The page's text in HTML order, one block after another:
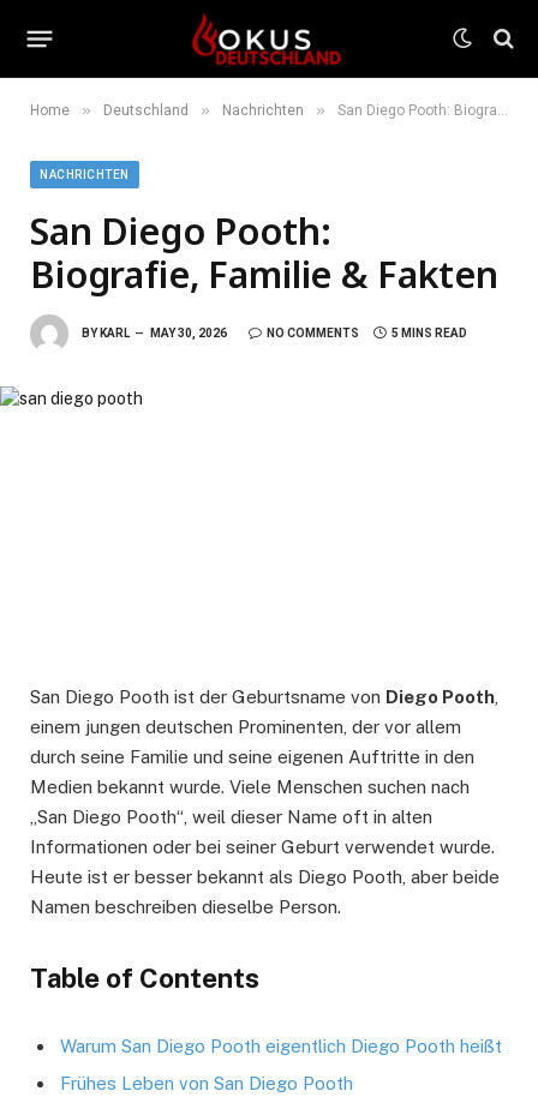
Home » Deutschland » Nachrichten » San Diego Pooth: Biografie, Familie & Fakten
NACHRICHTEN
San Diego Pooth:
Biografie, Familie & Fakten
BY KARL MAY 30, 2026 NO COMMENTS 5 MINS READ
San Diego Pooth ist der Geburtsname von Diego Pooth
einem jungen deutschen Prominenten, der vor allem
durch seine Familie und seine eigenen Auftritte in den
Medien bekannt wurde. Viele Menschen suchen nach
„San Diego Pooth“, weil dieser Name oft in alten
Informationen oder bei seiner Geburt verwendet wurde.
Heute ist er besser bekannt als Diego Pooth, aber beide
Namen beschreiben dieselbe Person.
Table of Contents
Warum San Diego Pooth eigentlich Diego Pooth heißt
Frühes Leben von San Diego Pooth